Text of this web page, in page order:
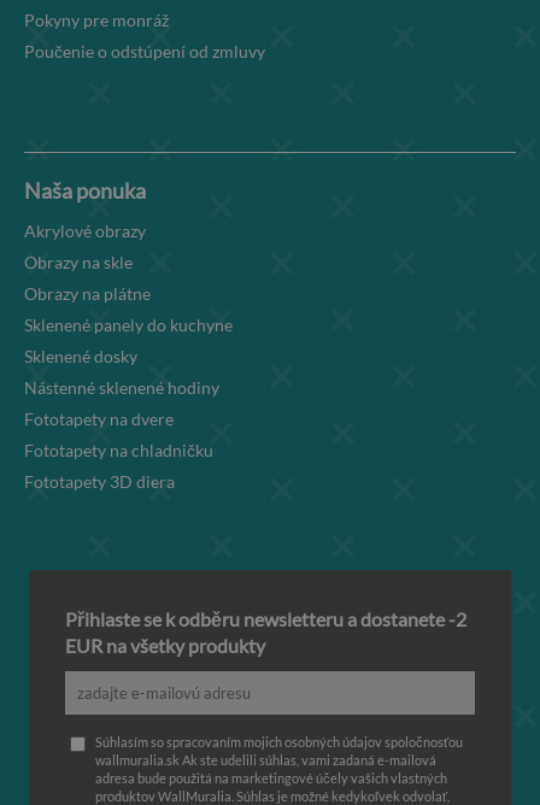
Pokyny pre monráž
Poučenie o odstúpení od zmluvy
Naša ponuka
Akrylové obrazy
Obrazy na skle
Obrazy na plátne
Sklenené panely do kuchyne
Sklenené dosky
Nástenné sklenené hodiny
Fototapety na dvere
Fototapety na chladničku
Fototapety 3D diera
Přihlaste se k odběru newsletteru a dostanete -2
EUR na všetky produkty
Súhlasím so spracovaním mojich osobných údajov spoločnosťou
wallmuralia.sk Ak ste udelili súhlas, vami zadaná e-mailová
adresa bude použitá na marketingové účely vašich vlastných
produktov WallMuralia. Súhlas je možné kedykoľvek odvolať,